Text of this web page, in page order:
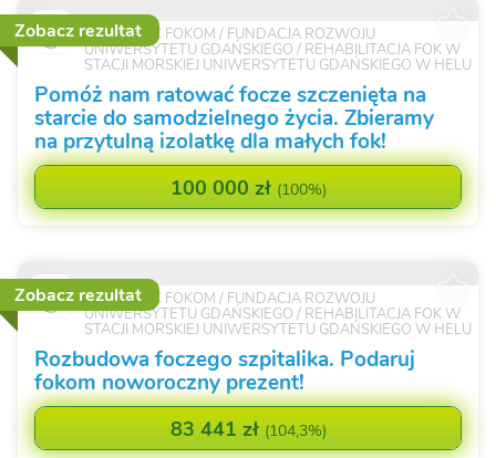
Zobacz rezultatNA POMOC FOKOM / FUNDACJA ROZWOJU
UNIWERSYTETU GDAŃSKIEGO / REHABILITACJA FOK W
STACJI MORSKIEJ UNIWERSYTETU GDAŃSKIEGO W HELU
Pomóż nam ratować focze szczenięta na
starcie do samodzielnego życia. Zbieramy
na przytulną izolatkę dla małych fok!
100 000 zł (100%)
Zobacz rezultatNA POMOC FOKOM / FUNDACJA ROZWOJU
UNIWERSYTETU GDAŃSKIEGO / REHABILITACJA FOK W
STACJI MORSKIEJ UNIWERSYTETU GDAŃSKIEGO W HELU
Rozbudowa foczego szpitalika. Podaruj
fokom noworoczny prezent!
83 441 zł (104,3%)